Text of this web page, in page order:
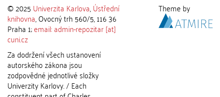
© 2025 Univerzita Karlova,Ústřední
knihovna, Ovocný trh 560/5, 116 36
Praha 1;email: admin-repozitar [at]
cuni.cz
Za dodržení všech ustanovení
autorského zákona jsou
zodpovědné jednotlivé složky
Univerzity Karlovy. / Each
Theme by